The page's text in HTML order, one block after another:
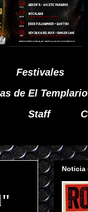
Festivales
de El
Staff
Noticia